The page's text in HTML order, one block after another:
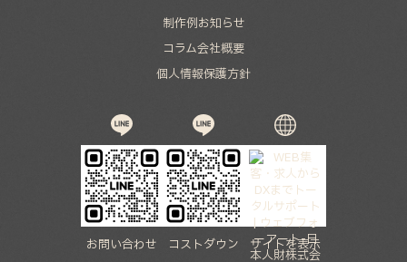
制作例お知らせ
コラム会社概要
個人情報保護方針
お問い合わせ コストダウン サイトを表示